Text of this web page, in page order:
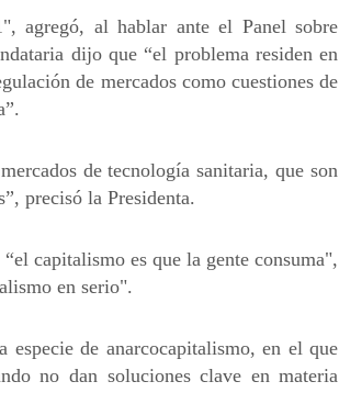
agregó, al hablar ante el Panel sobre
dijo que “el problema residen en
de mercados como cuestiones de
de tecnología sanitaria, que son
precisó la Presidenta.
capitalismo es que la gente consuma",
en serio".
de anarcocapitalismo, en el que
no dan soluciones clave en materia